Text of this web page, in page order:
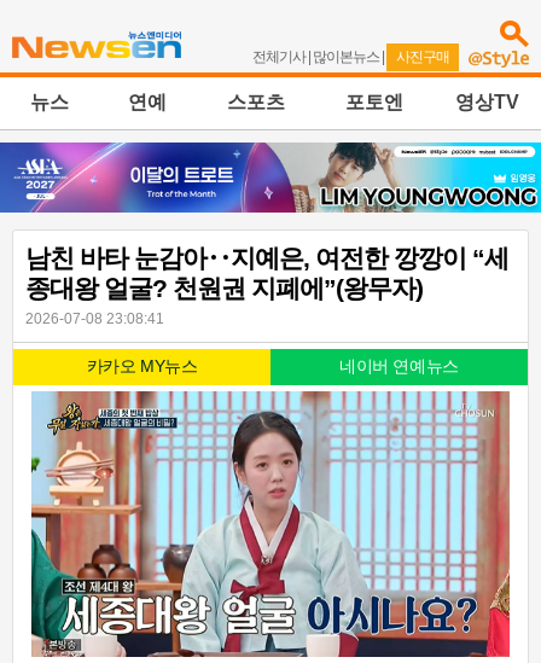
전체기사| 많이본뉴스 | 사진구매
뉴스 연예 스포츠 포토엔 영상TV
남친 바타 눈감아‥지예은, 여전한 깡깡이 “세
종대왕 얼굴? 천원권 지폐에”(왕무자)
2026-07-08 23:08:41
카카오 MY뉴스 네이버 연예뉴스